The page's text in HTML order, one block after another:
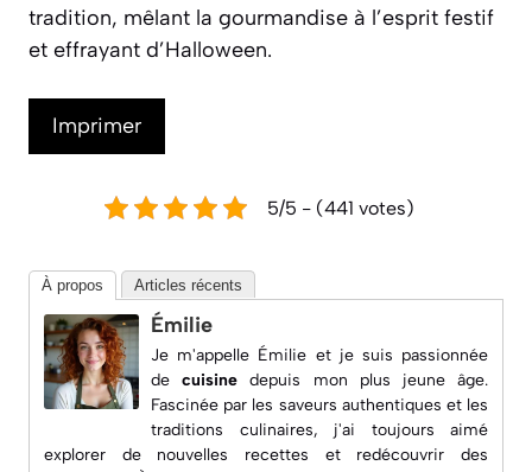
tradition, mêlant la gourmandise à l’esprit festif
et effrayant d’Halloween.
Imprimer
5/5 - (441 votes)
À propos Articles récents
Émilie
Je m'appelle Émilie et je suis passionnée
decuisine depuis mon plus jeune âge.
Fascinée par les saveurs authentiques et les
traditions culinaires, j'ai toujours aimé
explorer de nouvelles recettes et redécouvrir des